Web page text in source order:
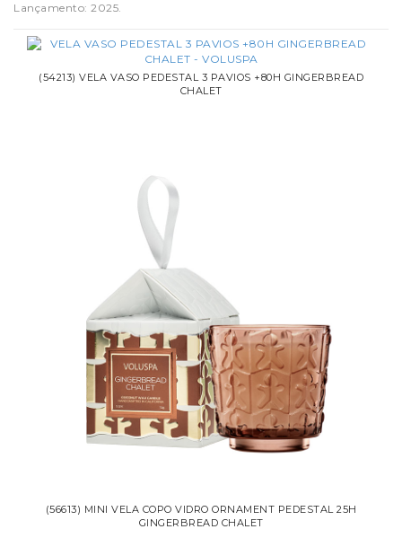
Lançamento: 2025.
(54213) VELA VASO PEDESTAL 3 PAVIOS +80H GINGERBREAD
CHALET
(56613) MINI VELA COPO VIDRO ORNAMENT PEDESTAL 25H
GINGERBREAD CHALET